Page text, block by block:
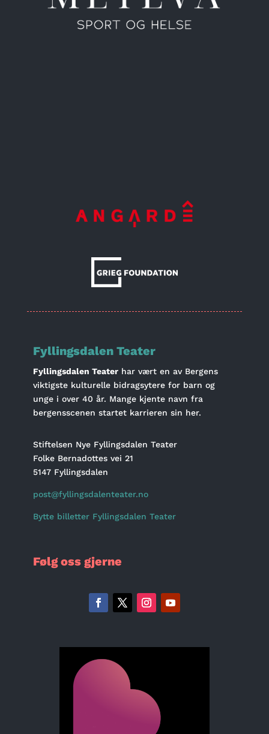
Fyllingsdalen Teater
Fyllingsdalen Teaterhar vært en av Bergens
viktigste kulturelle bidragsytere for barn og
unge i over 40 år. Mange kjente navn fra
bergensscenen startet karrieren sin her.
Stiftelsen Nye Fyllingsdalen Teater
Folke Bernadottes vei 21
5147 Fyllingsdalen
post@fyllingsdalenteater.no
Bytte billetter Fyllingsdalen Teater
Følg oss gjerne